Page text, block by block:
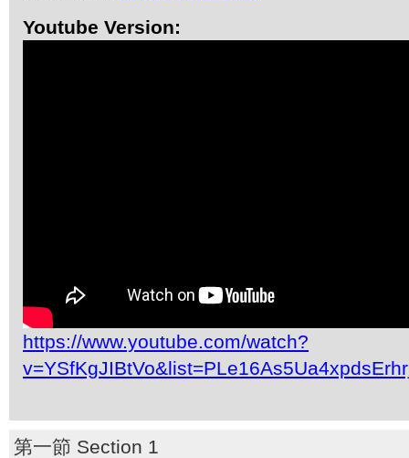
Youtube Version:
https://www.youtube.com/watch?
第一節 Section 1